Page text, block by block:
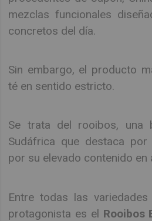
mezclas funcionales
concretos del día.
Sin embargo, el producto
té en sentido estricto.
Se trata del rooibos, una
Sudáfrica que destaca
por su elevado contenido en
Entre todas las
protagonista es el Rooibos